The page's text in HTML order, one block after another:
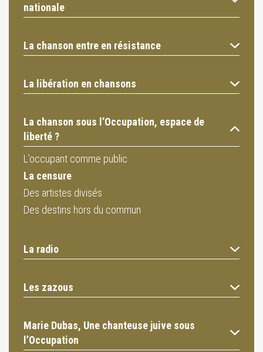
nationale
La chanson entre en résistance
La libération en chansons
La chanson sous l’Occupation, espace de
liberté ?
L’occupant comme public
La censure
Des artistes divisés
Des destins hors du commun
La radio
Les zazous
Marie Dubas, Une chanteuse juive sous
l’Occupation